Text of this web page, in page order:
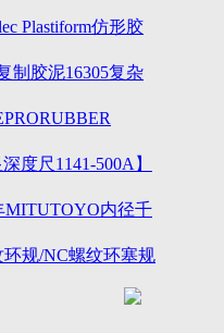
Gauge螺纹规等。
Plastiform仿形胶
制胶泥16305复杂
度尺1141-500A】
MITUTOYO内径千
规/NC螺纹环塞规
CPJ-4025W代